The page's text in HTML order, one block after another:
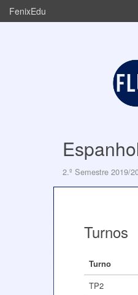
FenixEdu
2.º Semestre 2019/
Turnos
Turno
TP2